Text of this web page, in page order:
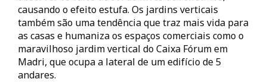
causando o efeito estufa. Os jardins verticais
também são uma tendência que traz mais vida para
as casas e humaniza os espaços comerciais como o
maravilhoso jardim vertical do Caixa Fórum em
Madri, que ocupa a lateral de um edifício de 5
andares.